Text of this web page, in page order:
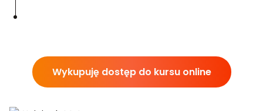
Wykupuję dostęp do kursu online